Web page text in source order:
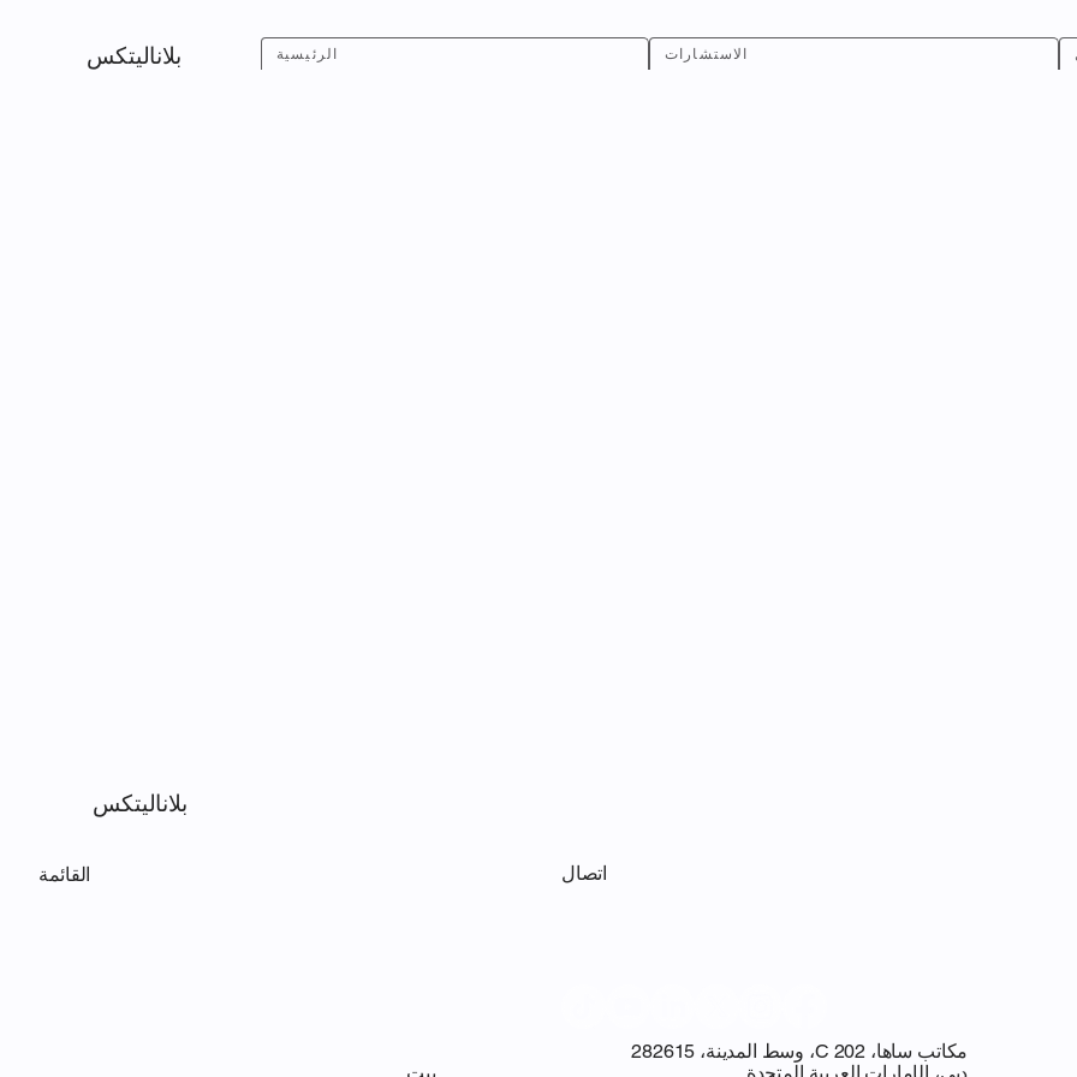
بلاناليتكس الرئيسية الاستشارات
بلاناليتكس
القائمة اتصال
مكاتب ساها، C 202، وسط المدينة، 282615